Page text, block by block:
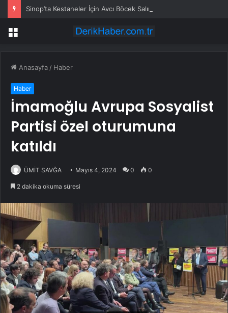
Sinop’ta Kestaneler İçin Avcı Böcek Salımı
Menü
Anasayfa / Haber
Haber
İmamoğlu Avrupa Sosyalist
Partisi özel oturumuna
katıldı
ÜMİT SAVĞA Mayıs 4, 2024 0 0
2 dakika okuma süresi